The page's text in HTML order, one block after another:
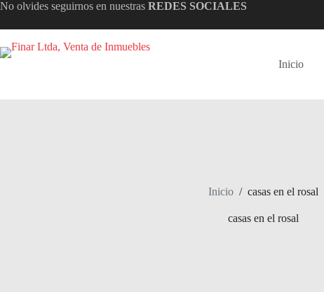
Saltar
contenido
No olvides seguirnos en nuestras REDES SOCIALES
Inicio
Inicio / casas en el rosal
casas en el rosal